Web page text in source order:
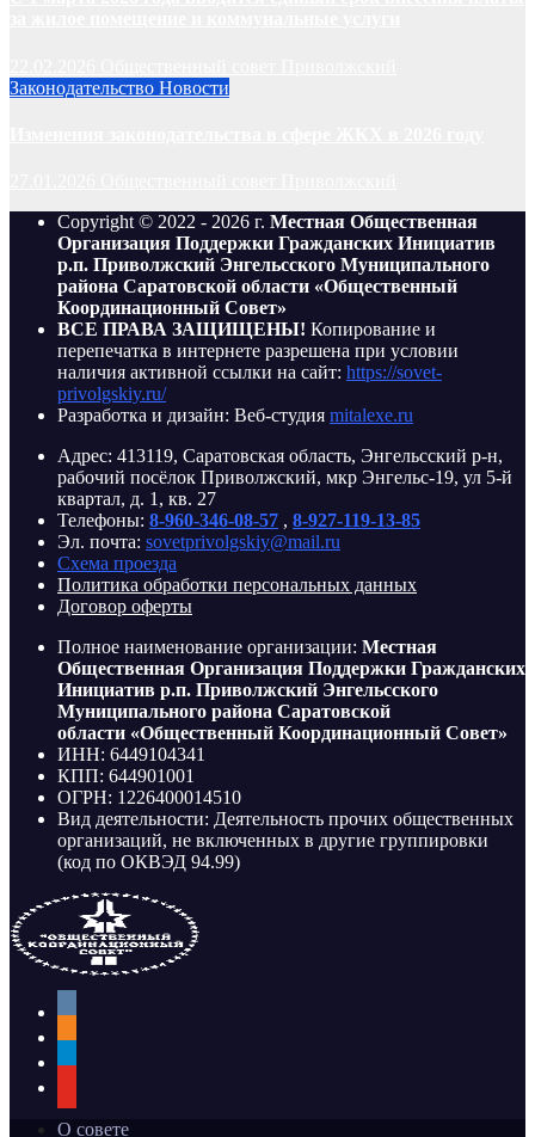
Законодательство Новости
Copyright © 2022 - 2026 г. Местная Общественная
Организация Поддержки Гражданских Инициатив
р.п. Приволжский Энгельсского Муниципального
района Саратовской области «Общественный
Координационный Совет»
ВСЕ ПРАВА ЗАЩИЩЕНЫ! Копирование и
перепечатка в интернете разрешена при условии
наличия активной ссылки на сайт: https://sovet-
privolgskiy.ru/
Разработка и дизайн: Веб-студия mitalexe.ru
Адрес: 413119, Саратовская область, Энгельсский р-н,
рабочий посёлок Приволжский, мкр Энгельс-19, ул 5-й
квартал, д. 1, кв. 27
Телефоны: 8-960-346-08-57 , 8-927-119-13-85
Эл. почта: sovetprivolgskiy@mail.ru
Схема проезда
Политика обработки персональных данных
Договор оферты
Полное наименование организации: Местная
Общественная Организация Поддержки Гражданских
Инициатив р.п. Приволжский Энгельсского
Муниципального района Саратовской
области «Общественный Координационный Совет»
ИНН: 6449104341
КПП: 644901001
ОГРН: 1226400014510
Вид деятельности: Деятельность прочих общественных
организаций, не включенных в другие группировки
(код по ОКВЭД 94.99)
О совете